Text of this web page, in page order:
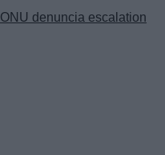
denuncia escalation